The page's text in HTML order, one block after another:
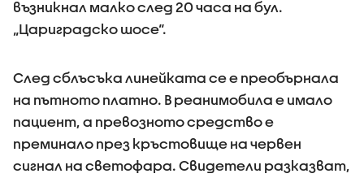
възникнал малко след 20 часа на бул.
„Цариградско шосе“.
След сблъсъка линейката се е преобърнала
на пътното платно. В реанимобила е имало
пациент, а превозното средство е
преминало през кръстовище на червен
сигнал на светофара. Свидетели разказват,